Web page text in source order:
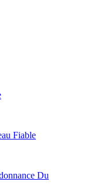
Fiable
Du